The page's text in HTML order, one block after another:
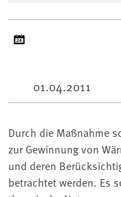
01.04.2011
Durch die Maßnahme
zur Gewinnung von
und deren
betrachtet werden. Es